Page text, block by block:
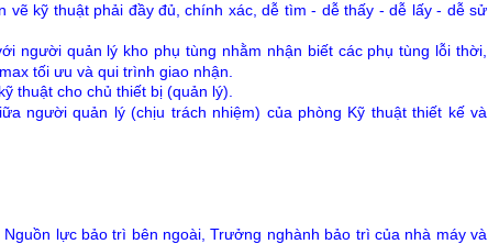
vẽ kỹ thuật phải đầy đủ, chính xác, dễ tìm - dễ thấy - dễ lấy - dễ sử
người quản lý kho phụ tùng nhằm nhận biết các phụ tùng lỗi thời,
tối ưu và qui trình giao nhận.
thuật cho chủ thiết bị (quản lý).
người quản lý (chịu trách nhiệm) của phòng Kỹ thuật thiết kế và
lực bảo trì bên ngoài, Trưởng nghành bảo trì của nhà máy và